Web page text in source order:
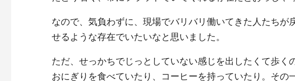
なので、気負わずに、現場でバリバリ働いてきた人たちが
せるような存在でいたいなと思いました。
ただ、せっかちでじっとしていない感じを出したくて歩く
おにぎりを食べていたり、コーヒーを持っていたり。その